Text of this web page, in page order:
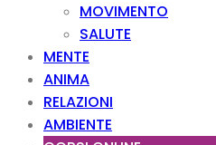
MOVIMENTO
SALUTE
MENTE
ANIMA
RELAZIONI
AMBIENTE